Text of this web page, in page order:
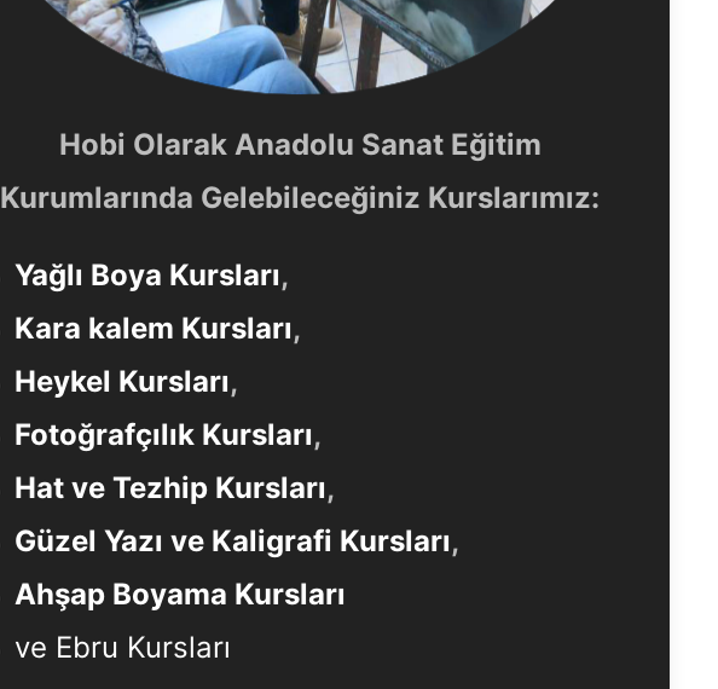
Hobi Olarak Anadolu Sanat Eğitim
Kurumlarında Gelebileceğiniz Kurslarımız:
Yağlı Boya Kursları,
Kara kalem Kursları,
Heykel Kursları,
Fotoğrafçılık Kursları,
Hat ve Tezhip Kursları,
Güzel Yazı ve Kaligrafi Kursları,
Ahşap Boyama Kursları
ve Ebru Kursları